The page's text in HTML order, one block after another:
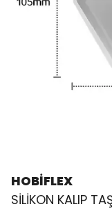
HOBİFLEX
SİLİKON KALIP